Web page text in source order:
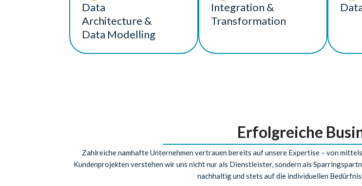
Data
Architecture &
Data Modelling
Integration &
Transformation
Erfolgreiche
Zahlreiche namhafte Unternehmen vertrauen bereits auf unsere Expertise – von
Kundenprojekten verstehen wir uns nicht nur als Dienstleister, sondern als
nachhaltig und stets auf die individuellen